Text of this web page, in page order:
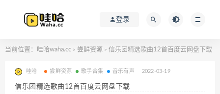
登录
当前位置： 哇哈waha.cc > 尝鲜资源 > 信乐团精选歌曲12首百度云网盘下载
哇哈 尝鲜资源 歌手合集 音乐有声 2022-03-19
信乐团精选歌曲12首百度云网盘下载